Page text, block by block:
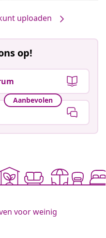
uploaden
op!
Aanbevolen
voor weinig